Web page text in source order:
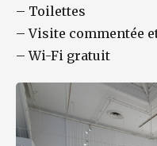
– Toilettes
–Visite commentée
–Wi-Fi gratuit